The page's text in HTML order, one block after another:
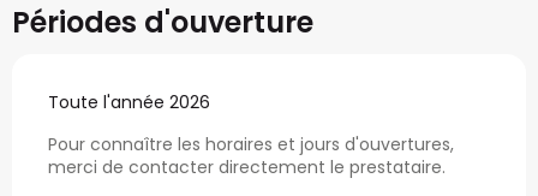
Périodes d'ouverture
Toute l'année 2026
Pour connaître les horaires et jours d'ouvertures,
merci de contacter directement le prestataire.